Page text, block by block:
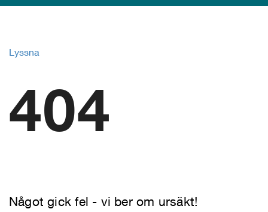
Lyssna
404
Något gick fel - vi ber om ursäkt!